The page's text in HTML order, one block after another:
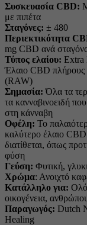
τιμή
ήταν:
37,00 €.
τιμή
είναι:
31,45 €.
Συσκευασία CBD:
με πιπέτα
Σταγόνες: ± 480
Περιεκτικότητα
mg CBD ανά
Τύπος ελαίου: Extra
Έλαιο CBD πλήρους
(RAW)
Σημασία: Όλα τα
τα κανναβινοειδή
στη κάνναβη
Οφέλη: Το
καλύτερο έλαιο
διατίθεται, όπως
φύση
Γεύση: Φυτική,
Χρώμα: Ανοιχτό
Κατάλληλο για:
οικογένεια,
Παραγωγός: Dutch
Healing